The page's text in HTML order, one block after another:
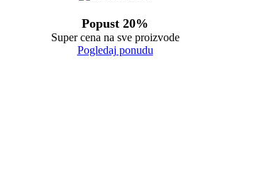
Popust 20%
Super cena na sve proizvode
Pogledaj ponudu